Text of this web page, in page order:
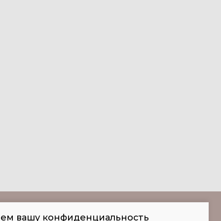
вашу конфиденциальность